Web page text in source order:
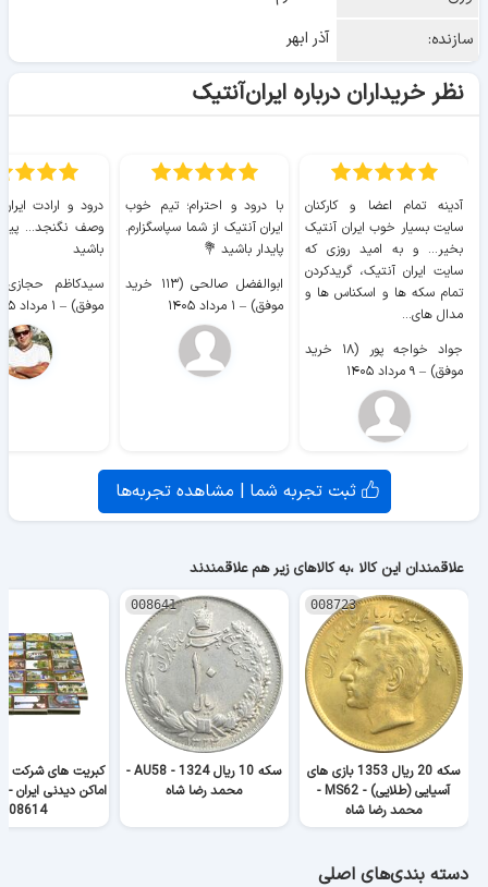
سازنده:
آذر ابهر
نظر خریداران درباره ایران‌آنتیک
آدینه تمام اعضا و کارکنان
سایت بسیار خوب ايران آنتیک
بخیر... و به امید روزی که
سایت ايران آنتیک، گریدکردن
تمام سکه ها و اسکناس ها و
مدال های...
جواد خواجه پور (۱۸ خرید
موفق) – ۹ مرداد ۱۴۰۵
با درود و احترام؛ تیم خوب
ایران آنتیک از شما سپاسگزارم.
پایدار باشید 💐
ابوالفضل صالحی (۱۱۳ خرید
موفق) – ۱ مرداد ۱۴۰۵
درود و ارادت
وصف نگنجد...
باشید
موفق) – ۱ مرداد ۱۴۰۵
ثبت تجربه شما | مشاهده تجربه‌ها
علاقمندان این کالا ،به کالاهای زیر هم علاقمندند
008723
سکه 20 ریال 1353 بازی های
آسیایی (طلایی) - MS62 -
محمد رضا شاه
008641
سکه 10 ریال 1324 - AU58 -
محمد رضا شاه
کبریت های شرکت
اماکن دیدنی ایران
008614
دسته بندی‌های اصلی